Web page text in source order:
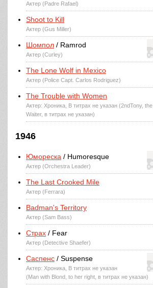
Актер (Padre Rafael)
Shoot to Kill
Актер (Gus Miller)
Шомпол / Ramrod
Актер (Curley)
The Lone Wolf in Mexico
Актер (Police Capt. Carlos Rodriguez)
The Trouble with Women
Актер: Хроника, В титрах не указан (2ndTony, the
Waiter, в титрах не указан)
1946
Юмореска / Humoresque
Актер (Orchestra Leader)
The Last Crooked Mile
Актер (Ferrara)
Badman's Territory
Актер (Sam Bass)
Страх / Fear
Актер (Detective Shaefer)
Саспенс / Suspense
Актер: Хроника, В титрах не указан
(Man with Blond, to her right, в титрах не указан)